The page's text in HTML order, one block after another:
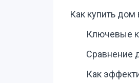
Как купить дом
Ключевые
Сравнение
Как